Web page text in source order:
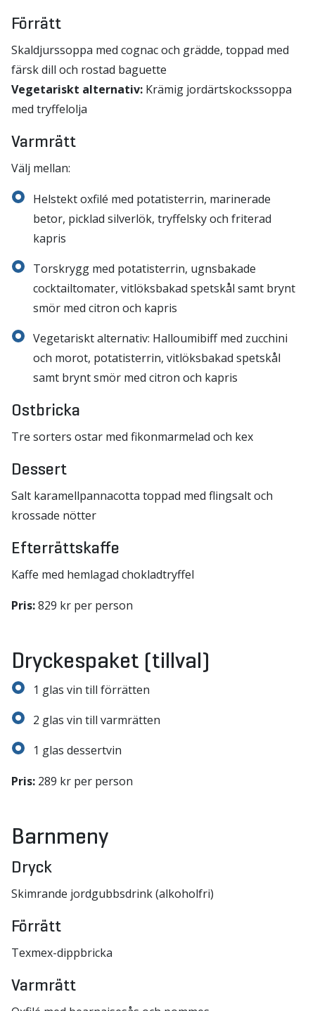
Förrätt
Skaldjurssoppa med cognac och grädde, toppad med
färsk dill och rostad baguette
Vegetariskt alternativ: Krämig jordärtskockssoppa
med tryffelolja
Varmrätt
Välj mellan:
Helstekt oxfilé med potatisterrin, marinerade
betor, picklad silverlök, tryffelsky och friterad
kapris
Torskrygg med potatisterrin, ugnsbakade
cocktailtomater, vitlöksbakad spetskål samt brynt
smör med citron och kapris
Vegetariskt alternativ: Halloumibiff med zucchini
och morot, potatisterrin, vitlöksbakad spetskål
samt brynt smör med citron och kapris
Ostbricka
Tre sorters ostar med fikonmarmelad och kex
Dessert
Salt karamellpannacotta toppad med flingsalt och
krossade nötter
Efterrättskaffe
Kaffe med hemlagad chokladtryffel
Pris:829 kr per person
Dryckespaket (tillval)
1 glas vin till förrätten
2 glas vin till varmrätten
1 glas dessertvin
Pris: 289 kr per person
Barnmeny
Dryck
Skimrande jordgubbsdrink (alkoholfri)
Förrätt
Texmex-dippbricka
Varmrätt